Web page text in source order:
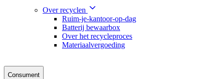
Over recyclen
Ruim-je-kantoor-op-dag
Batterij bewaarbox
Over het recycleproces
Materiaalvergoeding
Consument